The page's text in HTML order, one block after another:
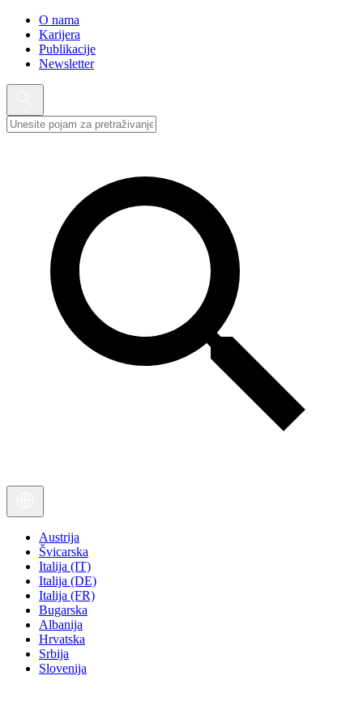
O nama
Karijera
Publikacije
Newsletter
Austrija
Švicarska
Italija (IT)
Italija (DE)
Italija (FR)
Bugarska
Albanija
Hrvatska
Srbija
Slovenija